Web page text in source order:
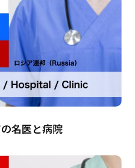
名医と病院